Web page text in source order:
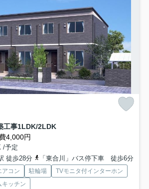
工事1LDK/2LDK
4,000円
/予定
徒歩28分
「東合川」バス停下車 徒歩6分
アコン 駐輪場
TVモニタ付インターホン
キッチン